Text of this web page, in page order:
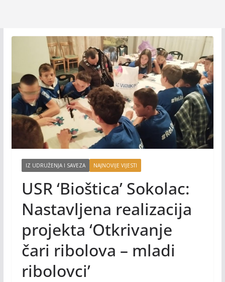
IZ UDRUŽENJA I SAVEZA NAJNOVIJE VIJESTI
USR ‘Bioštica’ Sokolac:
Nastavljena realizacija
projekta ‘Otkrivanje
čari ribolova – mladi
ribolovci’